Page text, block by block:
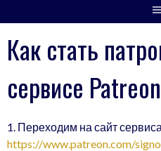
Как стать
сервисе Patreon
1. Переходим на сайт
https://www.patreon.com/